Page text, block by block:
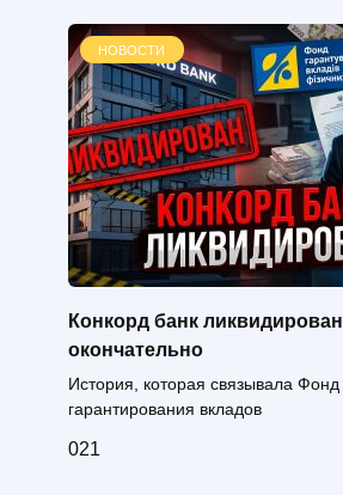
НОВОСТИ
Конкорд банк ликвидирован
окончательно
История, которая связывала Фонд
гарантирования вкладов
021